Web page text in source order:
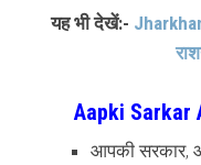
यह भी देखें:-
Aapki Sarkar
आपकी सरकार,